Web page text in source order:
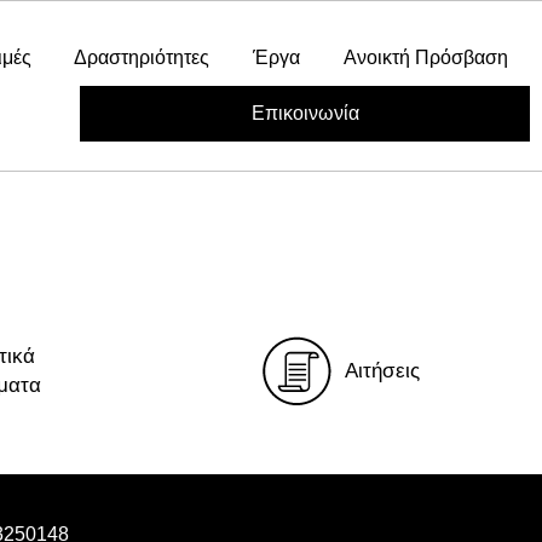
Δραστηριότητες Έργα Ανοικτή Πρόσβαση
Επικοινωνία
Αιτήσεις